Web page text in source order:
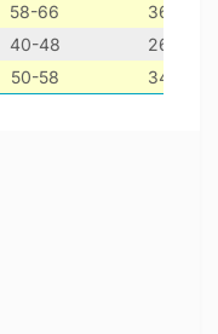
58-66
36-46
40-48
26-36
50-58 34-44